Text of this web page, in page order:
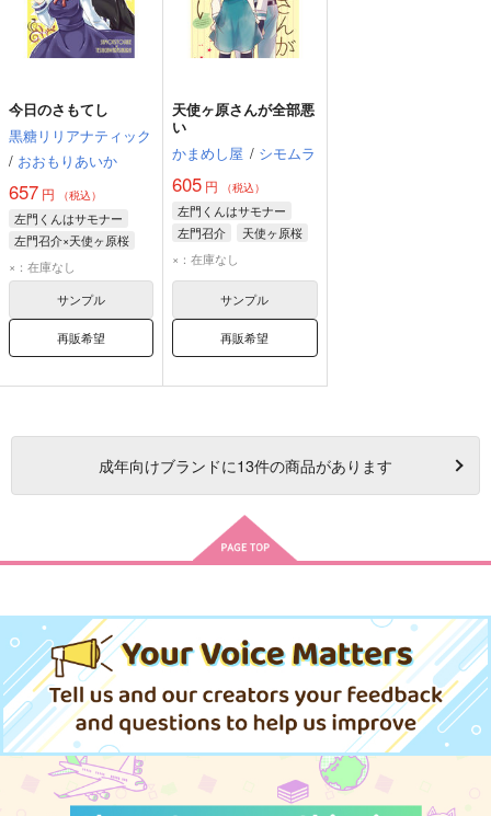
今日のさもてし
黒糖リリアナティック
/ おおもりあいか
657 円 （税込）
左門くんはサモナー
左門召介×天使ヶ原桜
左門召介
×：在庫なし
サンプル
再販希望
天使ヶ原さんが全部悪
い
かまめし屋 / シモムラ
605 円 （税込）
左門くんはサモナー
左門召介
天使ヶ原桜
×：在庫なし
サンプル
再販希望
成年向けブランドに13件の商品があります